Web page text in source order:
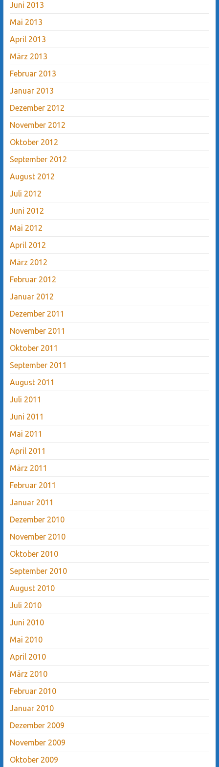
Juni 2013
Mai 2013
April 2013
März 2013
Februar 2013
Januar 2013
Dezember 2012
November 2012
Oktober 2012
September 2012
August 2012
Juli 2012
Juni 2012
Mai 2012
April 2012
März 2012
Februar 2012
Januar 2012
Dezember 2011
November 2011
Oktober 2011
September 2011
August 2011
Juli 2011
Juni 2011
Mai 2011
April 2011
März 2011
Februar 2011
Januar 2011
Dezember 2010
November 2010
Oktober 2010
September 2010
August 2010
Juli 2010
Juni 2010
Mai 2010
April 2010
März 2010
Februar 2010
Januar 2010
Dezember 2009
November 2009
Oktober 2009